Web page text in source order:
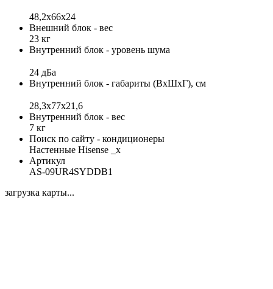
48,2x66x24
Внешний блок - вес
23 кг
Внутренний блок - уровень шума
24 дБа
Внутренний блок - габариты (ВхШхГ), см
28,3x77x21,6
Внутренний блок - вес
7 кг
Поиск по сайту - кондиционеры
Настенные Hisense _x
Артикул
AS-09UR4SYDDB1
загрузка карты...